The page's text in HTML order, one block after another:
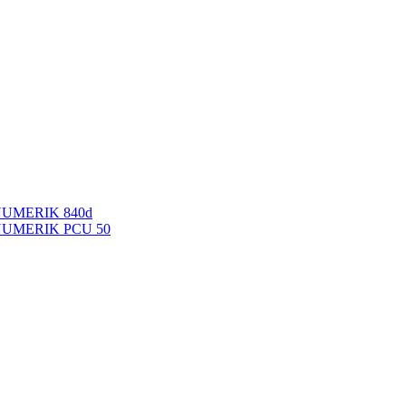
840d
PCU 50